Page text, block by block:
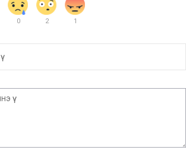
0 2 1